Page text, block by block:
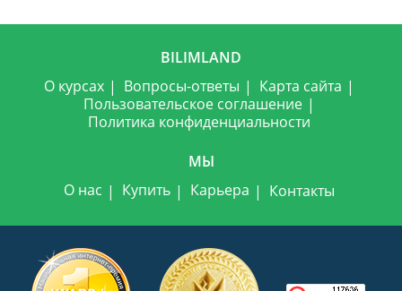
BILIMLAND
О курсах
Вопросы-ответы
Карта сайта
Пользовательское соглашение
Политика конфиденциальности
МЫ
О нас
Купить Карьера Контакты